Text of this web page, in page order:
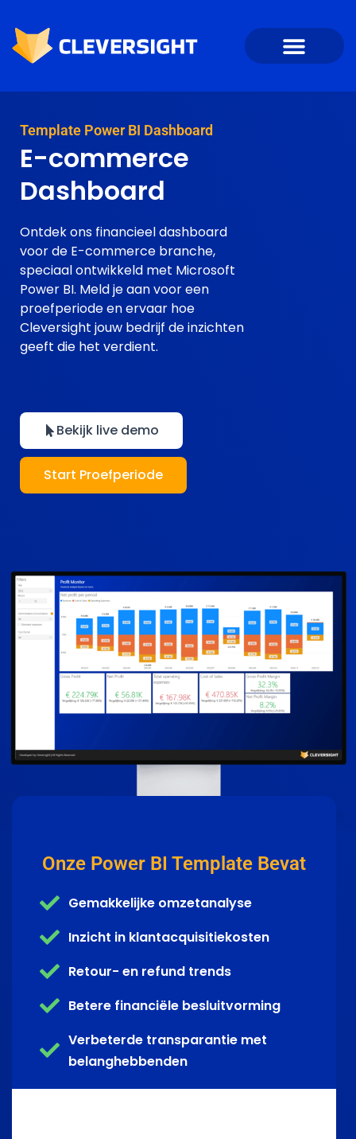
Template Power BI Dashboard
E-commerce
Dashboard
Ontdek ons financieel dashboard
voor de E-commerce branche,
speciaal ontwikkeld met Microsoft
Power BI. Meld je aan voor een
proefperiode en ervaar hoe
Cleversight jouw bedrijf de inzichten
geeft die het verdient.
Bekijk live demo
Start Proefperiode
Onze Power BI Template Bevat
Gemakkelijke omzetanalyse
Inzicht in klantacquisitiekosten
Retour- en refund trends
Betere financiële besluitvorming​
Verbeterde transparantie met
belanghebbenden